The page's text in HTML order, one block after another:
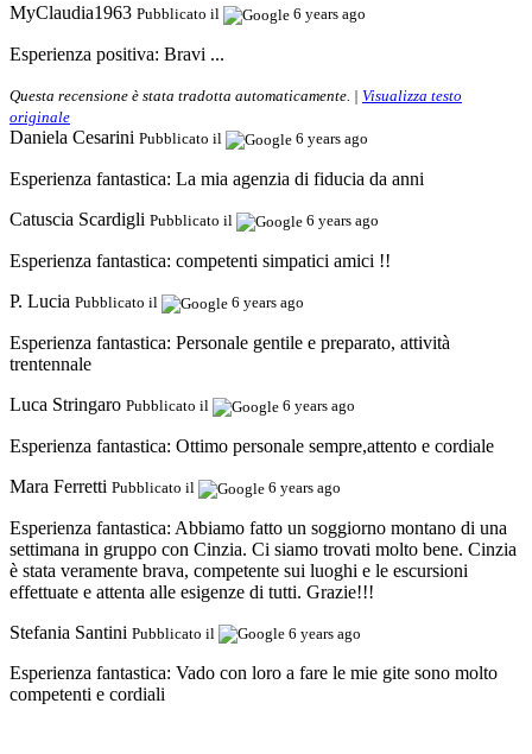
MyClaudia1963 Pubblicato il 6 years ago
Esperienza positiva: Bravi ...
Questa recensione è stata tradotta automaticamente. | Visualizza testo
originale
Daniela Cesarini Pubblicato il 6 years ago
Esperienza fantastica: La mia agenzia di fiducia da anni
Catuscia Scardigli Pubblicato il 6 years ago
Esperienza fantastica: competenti simpatici amici !!
P. Lucia Pubblicato il 6 years ago
Esperienza fantastica: Personale gentile e preparato, attività
trentennale
Luca Stringaro Pubblicato il 6 years ago
Esperienza fantastica: Ottimo personale sempre,attento e cordiale
Mara Ferretti Pubblicato il 6 years ago
Esperienza fantastica: Abbiamo fatto un soggiorno montano di una
settimana in gruppo con Cinzia. Ci siamo trovati molto bene. Cinzia
è stata veramente brava, competente sui luoghi e le escursioni
effettuate e attenta alle esigenze di tutti. Grazie!!!
Stefania Santini Pubblicato il 6 years ago
Esperienza fantastica: Vado con loro a fare le mie gite sono molto
competenti e cordiali